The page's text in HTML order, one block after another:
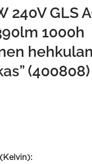
240V GLS
1000h
(400808)